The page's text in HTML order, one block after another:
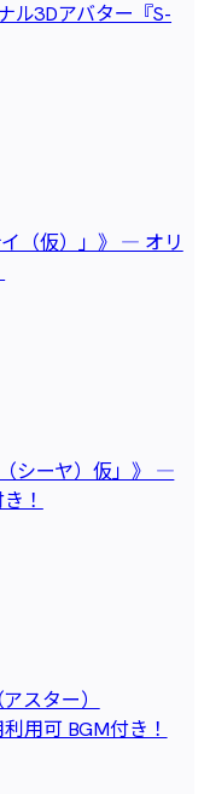
ル3Dアバター『S-
イ（仮）」》 ― オリ
シーヤ）仮」》 ―
！
スター）
用可 BGM付き！